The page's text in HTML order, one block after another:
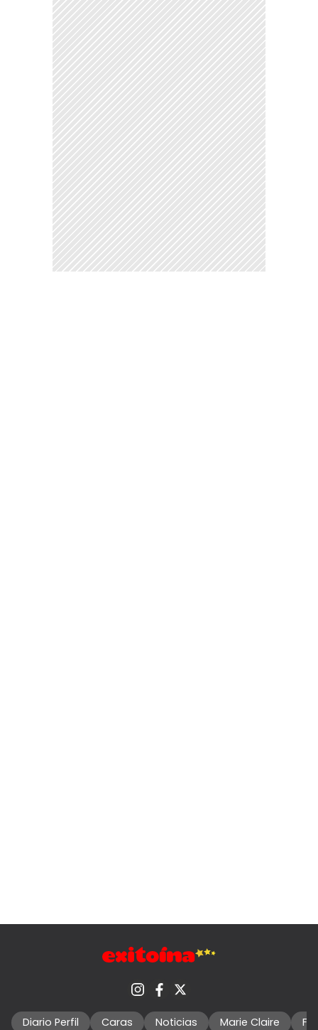
Diario Perfil Caras Noticias Marie Claire